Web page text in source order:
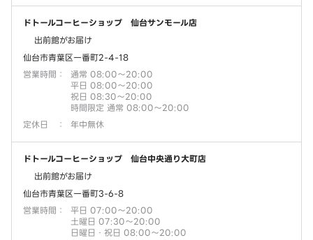
ドトールコーヒーショップ 仙台サンモール店
出前館がお届け
仙台市青葉区一番町2-4-18
営業時間 ：
通常 08:00～20:00
平日 08:00～20:00
祝日 08:30～20:00
時間限定 通常 08:00～20:00
定休日
： 年中無休
ドトールコーヒーショップ 仙台中央通り大町店
出前館がお届け
仙台市青葉区一番町3-6-8
営業時間 ：
平日 07:00～20:00
土曜日 07:30～20:00
日曜日・祝日 08:00～20:00